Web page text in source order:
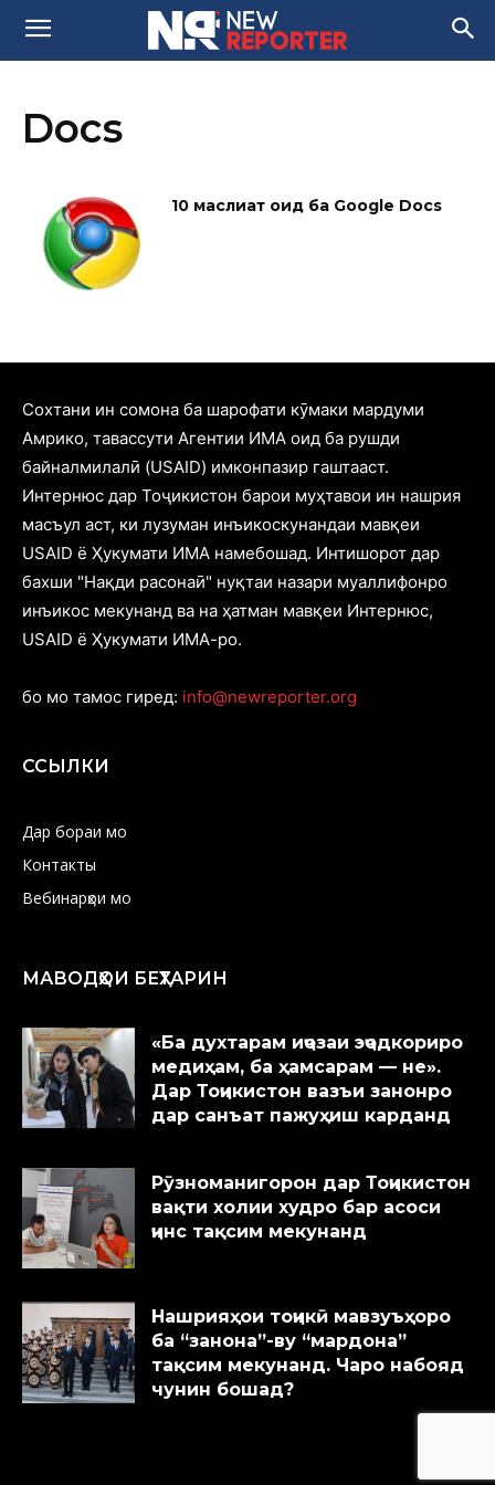
Docs
10 маслиҳат оид ба Google Docs
Cохтани ин сомона ба шарофати кӯмаки мардуми
Амрико, тавассути Агентии ИМА оид ба рушди
байналмилалӣ (USAID) имконпазир гаштааст.
Интернюс дар Тоҷикистон барои муҳтавои ин нашрия
масъул аст, ки лузуман инъикоскунандаи мавқеи
USAID ё Ҳукумати ИМА намебошад. Интишорот дар
бахши "Нақди расонаӣ" нуқтаи назари муаллифонро
инъикос мекунанд ва на ҳатман мавқеи Интернюс,
USAID ё Ҳукумати ИМА-ро.
бо мо тамос гиред: info@newreporter.org
ССЫЛКИ
Дар бораи мо
Контакты
Вебинарҳои мо
МАВОДҲОИ БЕҲТАРИН
«Ба духтарам иҷозаи эҷодкориро
медиҳам, ба ҳамсарам — не».
Дар Тоҷикистон вазъи занонро
дар санъат пажуҳиш карданд
Рӯзноманигорон дар Тоҷикистон
вақти холии худро бар асоси
ҷинс тақсим мекунанд
Нашрияҳои тоҷикӣ мавзуъҳоро
ба “занона”-ву “мардона”
тақсим мекунанд. Чаро набояд
чунин бошад?